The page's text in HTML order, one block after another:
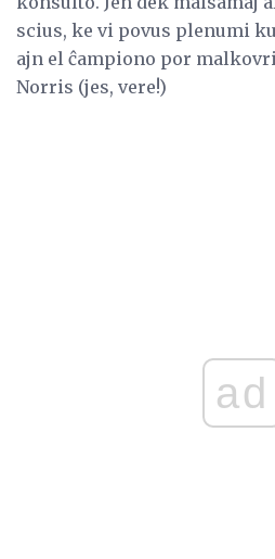
scius, ke vi povus plenumi
ajn el ĉampiono por malkovri
Norris (jes, vere!)
ad